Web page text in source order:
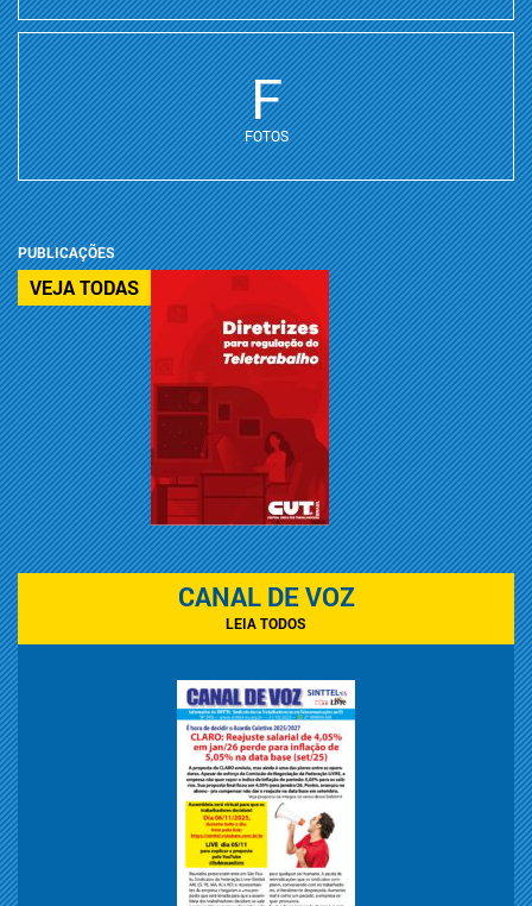
F
FOTOS
PUBLICAÇÕES
VEJA TODAS
CANAL DE VOZ
LEIA TODOS